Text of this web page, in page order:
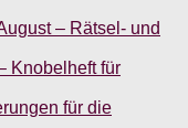
– Rätsel- und
Knobelheft für
für die